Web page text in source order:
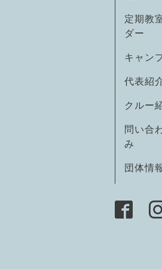
定期教
ダー
キャン
代表紹
クルー
問い合
み
団体情